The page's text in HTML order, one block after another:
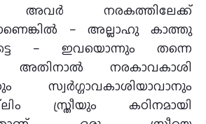
അവർ നരകത്തിലേക്ക്
– അല്ലാഹു കാത്തു
– ഇവയൊന്നും തന്നെ
അതിനാൽ നരകാവകാശി
സ്വർഗ്ഗാവകാശിയാവാനും
സ്ത്രീയും കഠിനമായി